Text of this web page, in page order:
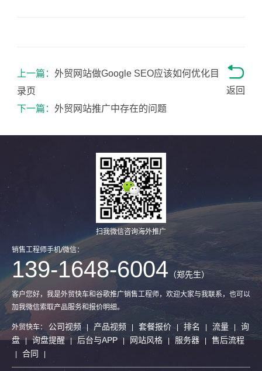
返回
上一篇： 外贸网站做Google SEO应该如何优化目
录页
下一篇： 外贸网站推广中存在的问题
扫我微信咨询海外推广
销售工程师手机/微信：
139-1648-6004 （郑先生）
客户您好，我是外贸快车和谷歌推广销售工程师，欢迎大家与我联系，也可以
加我微信索取产品服务和报价明细。
外贸快车： 公司视频 | 产品视频 套餐报价 | 排名 流量
询
盘 | 询盘提醒 | 后台与APP 网站风格 服务器 售后流程
合同